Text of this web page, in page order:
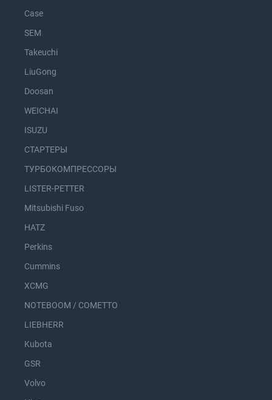
Case
SEM
Takeuchi
LiuGong
Doosan
WEICHAI
ISUZU
СТАРТЕРЫ
ТУРБОКОМПРЕССОРЫ
LISTER-PETTER
Mitsubishi Fuso
HATZ
Perkins
Cummins
XCMG
NOTEBOOM / COMETTO
LIEBHERR
Kubota
GSR
Volvo